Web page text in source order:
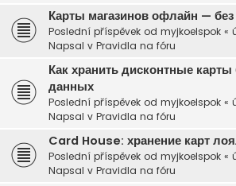
Карты магазинов офлайн —
Poslední příspěvek od myjkoelspok «
Napsal v Pravidla na fóru
Как хранить дисконтные карты
данных
Poslední příspěvek od myjkoelspok «
Napsal v Pravidla na fóru
Card House: хранение карт
Poslední příspěvek od myjkoelspok «
Napsal v Pravidla na fóru